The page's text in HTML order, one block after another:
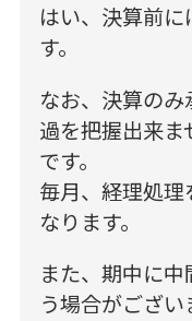
はい、決算前
す。
なお、決算の
過を把握出来
です。
毎月、経理処
なります。
また、期中に
う場合がござい